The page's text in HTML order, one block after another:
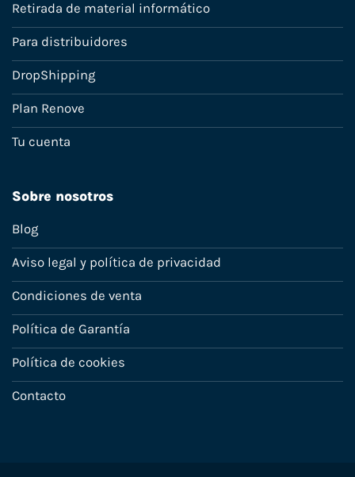
Retirada de material informático
Para distribuidores
DropShipping
Plan Renove
Tu cuenta
Sobre nosotros
Blog
Aviso legal y política de privacidad
Condiciones de venta
Política de Garantía
Política de cookies
Contacto